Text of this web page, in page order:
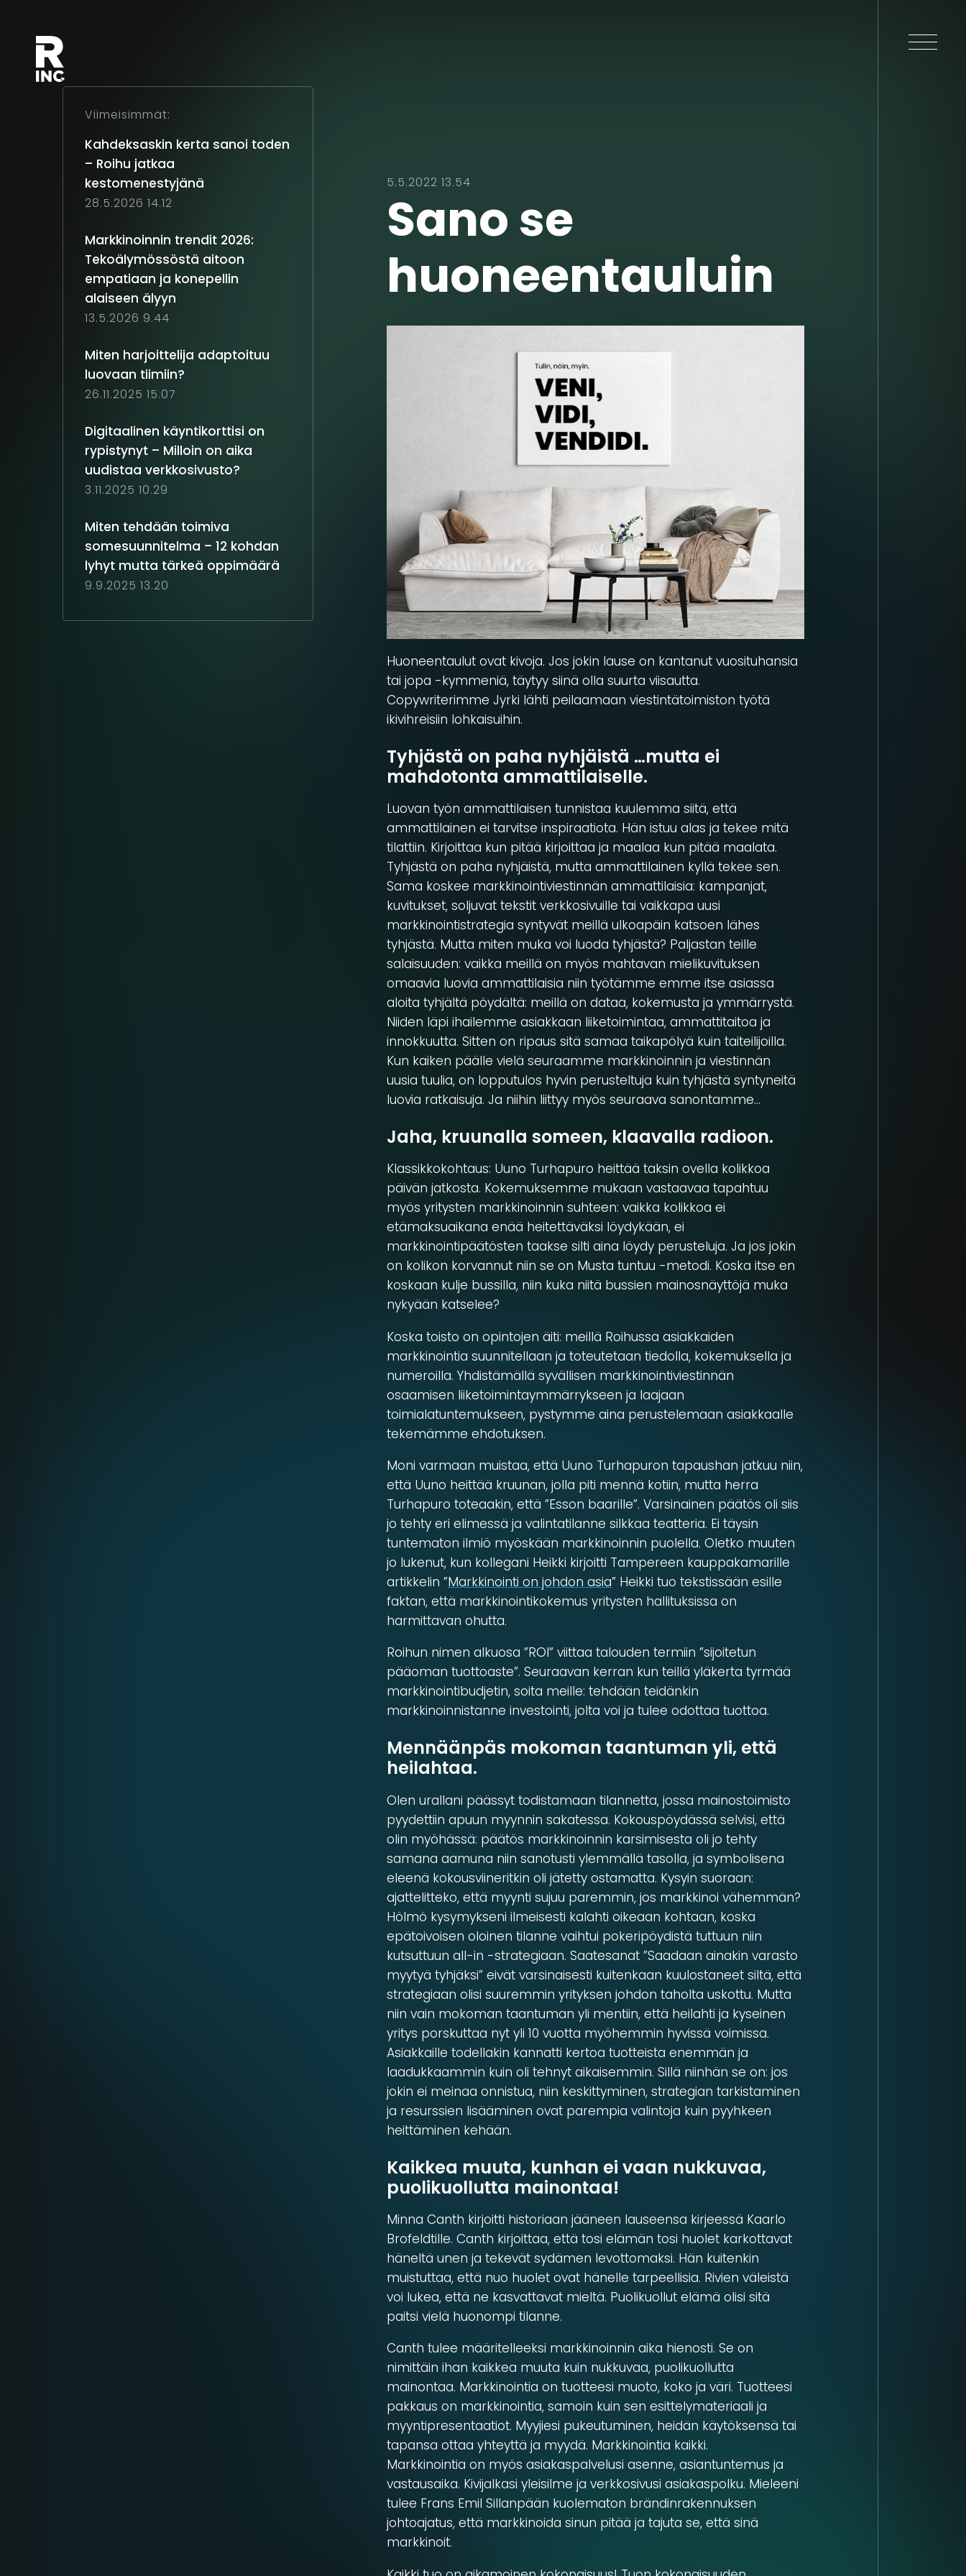
Viimeisimmät:
Kahdeksaskin kerta sanoi toden
– Roihu jatkaa
kestomenestyjänä
28.5.2026 14.12
Markkinoinnin trendit 2026:
Tekoälymössöstä aitoon
empatiaan ja konepellin
alaiseen älyyn
13.5.2026 9.44
Miten harjoittelija adaptoituu
luovaan tiimiin?
26.11.2025 15.07
Digitaalinen käyntikorttisi on
rypistynyt – Milloin on aika
uudistaa verkkosivusto?
3.11.2025 10.29
Miten tehdään toimiva
somesuunnitelma – 12 kohdan
lyhyt mutta tärkeä oppimäärä
9.9.2025 13.20
5.5.2022 13.54
Sano se
huoneentauluin
Huoneentaulut ovat kivoja. Jos jokin lause on kantanut vuosituhansia
tai jopa -kymmeniä, täytyy siinä olla suurta viisautta.
Copywriterimme Jyrki lähti peilaamaan viestintätoimiston työtä
ikivihreisiin lohkaisuihin.
Tyhjästä on paha nyhjäistä …mutta ei
mahdotonta ammattilaiselle.
Luovan työn ammattilaisen tunnistaa kuulemma siitä, että
ammattilainen ei tarvitse inspiraatiota. Hän istuu alas ja tekee mitä
tilattiin. Kirjoittaa kun pitää kirjoittaa ja maalaa kun pitää maalata.
Tyhjästä on paha nyhjäistä, mutta ammattilainen kyllä tekee sen.
Sama koskee markkinointiviestinnän ammattilaisia: kampanjat,
kuvitukset, soljuvat tekstit verkkosivuille tai vaikkapa uusi
markkinointistrategia syntyvät meillä ulkoapäin katsoen lähes
tyhjästä. Mutta miten muka voi luoda tyhjästä? Paljastan teille
salaisuuden: vaikka meillä on myös mahtavan mielikuvituksen
omaavia luovia ammattilaisia niin työtämme emme itse asiassa
aloita tyhjältä pöydältä: meillä on dataa, kokemusta ja ymmärrystä.
Niiden läpi ihailemme asiakkaan liiketoimintaa, ammattitaitoa ja
innokkuutta. Sitten on ripaus sitä samaa taikapölyä kuin taiteilijoilla.
Kun kaiken päälle vielä seuraamme markkinoinnin ja viestinnän
uusia tuulia, on lopputulos hyvin perusteltuja kuin tyhjästä syntyneitä
luovia ratkaisuja. Ja niihin liittyy myös seuraava sanontamme…
Jaha, kruunalla someen, klaavalla radioon.
Klassikkokohtaus: Uuno Turhapuro heittää taksin ovella kolikkoa
päivän jatkosta. Kokemuksemme mukaan vastaavaa tapahtuu
myös yritysten markkinoinnin suhteen: vaikka kolikkoa ei
etämaksuaikana enää heitettäväksi löydykään, ei
markkinointipäätösten taakse silti aina löydy perusteluja. Ja jos jokin
on kolikon korvannut niin se on Musta tuntuu -metodi. Koska itse en
koskaan kulje bussilla, niin kuka niitä bussien mainosnäyttöjä muka
nykyään katselee?
Koska toisto on opintojen äiti: meillä Roihussa asiakkaiden
markkinointia suunnitellaan ja toteutetaan tiedolla, kokemuksella ja
numeroilla. Yhdistämällä syvällisen markkinointiviestinnän
osaamisen liiketoimintaymmärrykseen ja laajaan
toimialatuntemukseen, pystymme aina perustelemaan asiakkaalle
tekemämme ehdotuksen.
Moni varmaan muistaa, että Uuno Turhapuron tapaushan jatkuu niin,
että Uuno heittää kruunan, jolla piti mennä kotiin, mutta herra
Turhapuro toteaakin, että ”Esson baarille”. Varsinainen päätös oli siis
jo tehty eri elimessä ja valintatilanne silkkaa teatteria. Ei täysin
tuntematon ilmiö myöskään markkinoinnin puolella. Oletko muuten
jo lukenut, kun kollegani Heikki kirjoitti Tampereen kauppakamarille
artikkelin ”Markkinointi on johdon asia” Heikki tuo tekstissään esille
faktan, että markkinointikokemus yritysten hallituksissa on
harmittavan ohutta.
Roihun nimen alkuosa ”ROI” viittaa talouden termiin ”sijoitetun
pääoman tuottoaste”. Seuraavan kerran kun teillä yläkerta tyrmää
markkinointibudjetin, soita meille: tehdään teidänkin
markkinoinnistanne investointi, jolta voi ja tulee odottaa tuottoa.
Mennäänpäs mokoman taantuman yli, että
heilahtaa.
Olen urallani päässyt todistamaan tilannetta, jossa mainostoimisto
pyydettiin apuun myynnin sakatessa. Kokouspöydässä selvisi, että
olin myöhässä: päätös markkinoinnin karsimisesta oli jo tehty
samana aamuna niin sanotusti ylemmällä tasolla, ja symbolisena
eleenä kokousviineritkin oli jätetty ostamatta. Kysyin suoraan:
ajattelitteko, että myynti sujuu paremmin, jos markkinoi vähemmän?
Hölmö kysymykseni ilmeisesti kalahti oikeaan kohtaan, koska
epätoivoisen oloinen tilanne vaihtui pokeripöydistä tuttuun niin
kutsuttuun all-in -strategiaan. Saatesanat ”Saadaan ainakin varasto
myytyä tyhjäksi” eivät varsinaisesti kuitenkaan kuulostaneet siltä, että
strategiaan olisi suuremmin yrityksen johdon taholta uskottu. Mutta
niin vain mokoman taantuman yli mentiin, että heilahti ja kyseinen
yritys porskuttaa nyt yli 10 vuotta myöhemmin hyvissä voimissa.
Asiakkaille todellakin kannatti kertoa tuotteista enemmän ja
laadukkaammin kuin oli tehnyt aikaisemmin. Sillä niinhän se on: jos
jokin ei meinaa onnistua, niin keskittyminen, strategian tarkistaminen
ja resurssien lisääminen ovat parempia valintoja kuin pyyhkeen
heittäminen kehään.
Kaikkea muuta, kunhan ei vaan nukkuvaa,
puolikuollutta mainontaa!
Minna Canth kirjoitti historiaan jääneen lauseensa kirjeessä Kaarlo
Brofeldtille. Canth kirjoittaa, että tosi elämän tosi huolet karkottavat
häneltä unen ja tekevät sydämen levottomaksi. Hän kuitenkin
muistuttaa, että nuo huolet ovat hänelle tarpeellisia. Rivien väleistä
voi lukea, että ne kasvattavat mieltä. Puolikuollut elämä olisi sitä
paitsi vielä huonompi tilanne.
Canth tulee määritelleeksi markkinoinnin aika hienosti. Se on
nimittäin ihan kaikkea muuta kuin nukkuvaa, puolikuollutta
mainontaa. Markkinointia on tuotteesi muoto, koko ja väri. Tuotteesi
pakkaus on markkinointia, samoin kuin sen esittelymateriaali ja
myyntipresentaatiot. Myyjiesi pukeutuminen, heidän käytöksensä tai
tapansa ottaa yhteyttä ja myydä. Markkinointia kaikki.
Markkinointia on myös asiakaspalvelusi asenne, asiantuntemus ja
vastausaika. Kivijalkasi yleisilme ja verkkosivusi asiakaspolku. Mieleeni
tulee Frans Emil Sillanpään kuolematon brändinrakennuksen
johtoajatus, että markkinoida sinun pitää ja tajuta se, että sinä
markkinoit.